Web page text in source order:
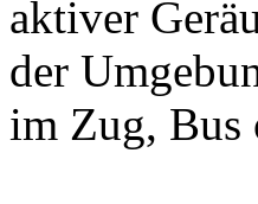
aktiver
der
im Zug, Bus